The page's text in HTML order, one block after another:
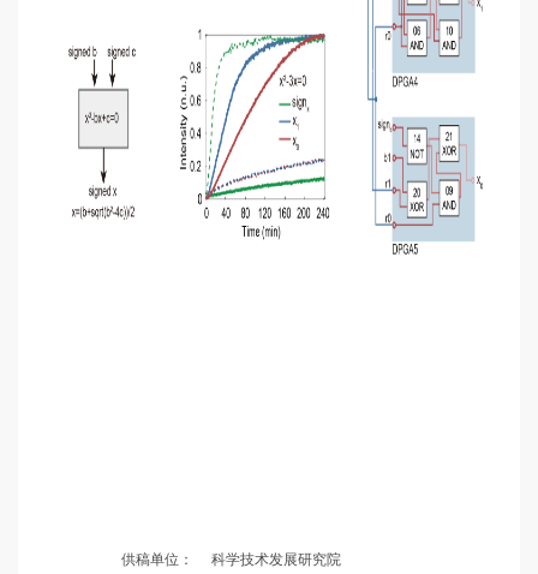
供稿单位： 科学技术发展研究院